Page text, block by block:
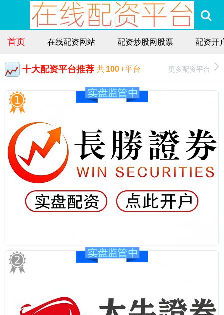
首页 在线配资网站 配资炒股网股票 配资开
十大配资平台推荐 共100+平台 更多配资平台